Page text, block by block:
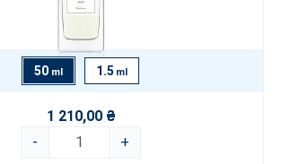
50 ml 1.5 ml
1 210,00 ₴
-
+